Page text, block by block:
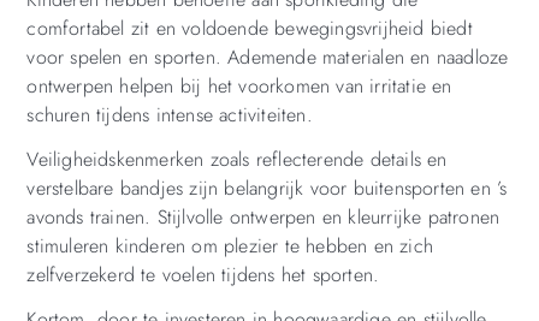
comfortabel zit en voldoende bewegingsvrijheid biedt
voor spelen en sporten. Ademende materialen en naadloze
ontwerpen helpen bij het voorkomen van irritatie en
schuren tijdens intense activiteiten.
Veiligheidskenmerken zoals reflecterende details en
verstelbare bandjes zijn belangrijk voor buitensporten en ’s
avonds trainen. Stijlvolle ontwerpen en kleurrijke patronen
stimuleren kinderen om plezier te hebben en zich
zelfverzekerd te voelen tijdens het sporten.